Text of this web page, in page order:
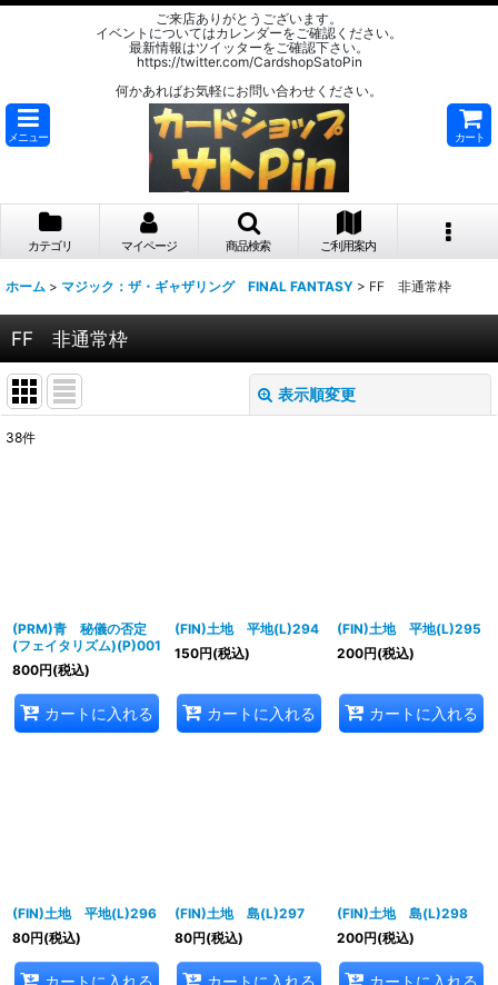
ご来店ありがとうございます。
イベントについてはカレンダーをご確認ください。
最新情報はツイッターをご確認下さい。
https://twitter.com/CardshopSatoPin
何かあればお気軽にお問い合わせください。
メニュー カート
カテゴリ マイページ 商品検索 ご利用案内
ホーム > マジック：ザ・ギャザリング FINAL FANTASY > FF 非通常枠
FF 非通常枠
表示順変更
38件
(PRM)青 秘儀の否定
(フェイタリズム)(P)001
800円(税込)
カートに入れる
(FIN)土地 平地(L)294
150円(税込)
カートに入れる
(FIN)土地 平地(L)295
200円(税込)
カートに入れる
(FIN)土地 平地(L)296
80円(税込)
カートに入れる
(FIN)土地 島(L)297
80円(税込)
カートに入れる
(FIN)土地 島(L)298
200円(税込)
カートに入れる